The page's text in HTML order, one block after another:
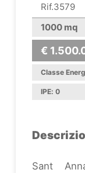
Rif.3579
1000 mq
€
Classe
IPE: 0
Sant